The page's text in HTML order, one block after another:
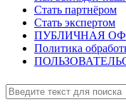
Стать партнёром
Стать экспертом
ПУБЛИЧНАЯ
Политика
Поиск